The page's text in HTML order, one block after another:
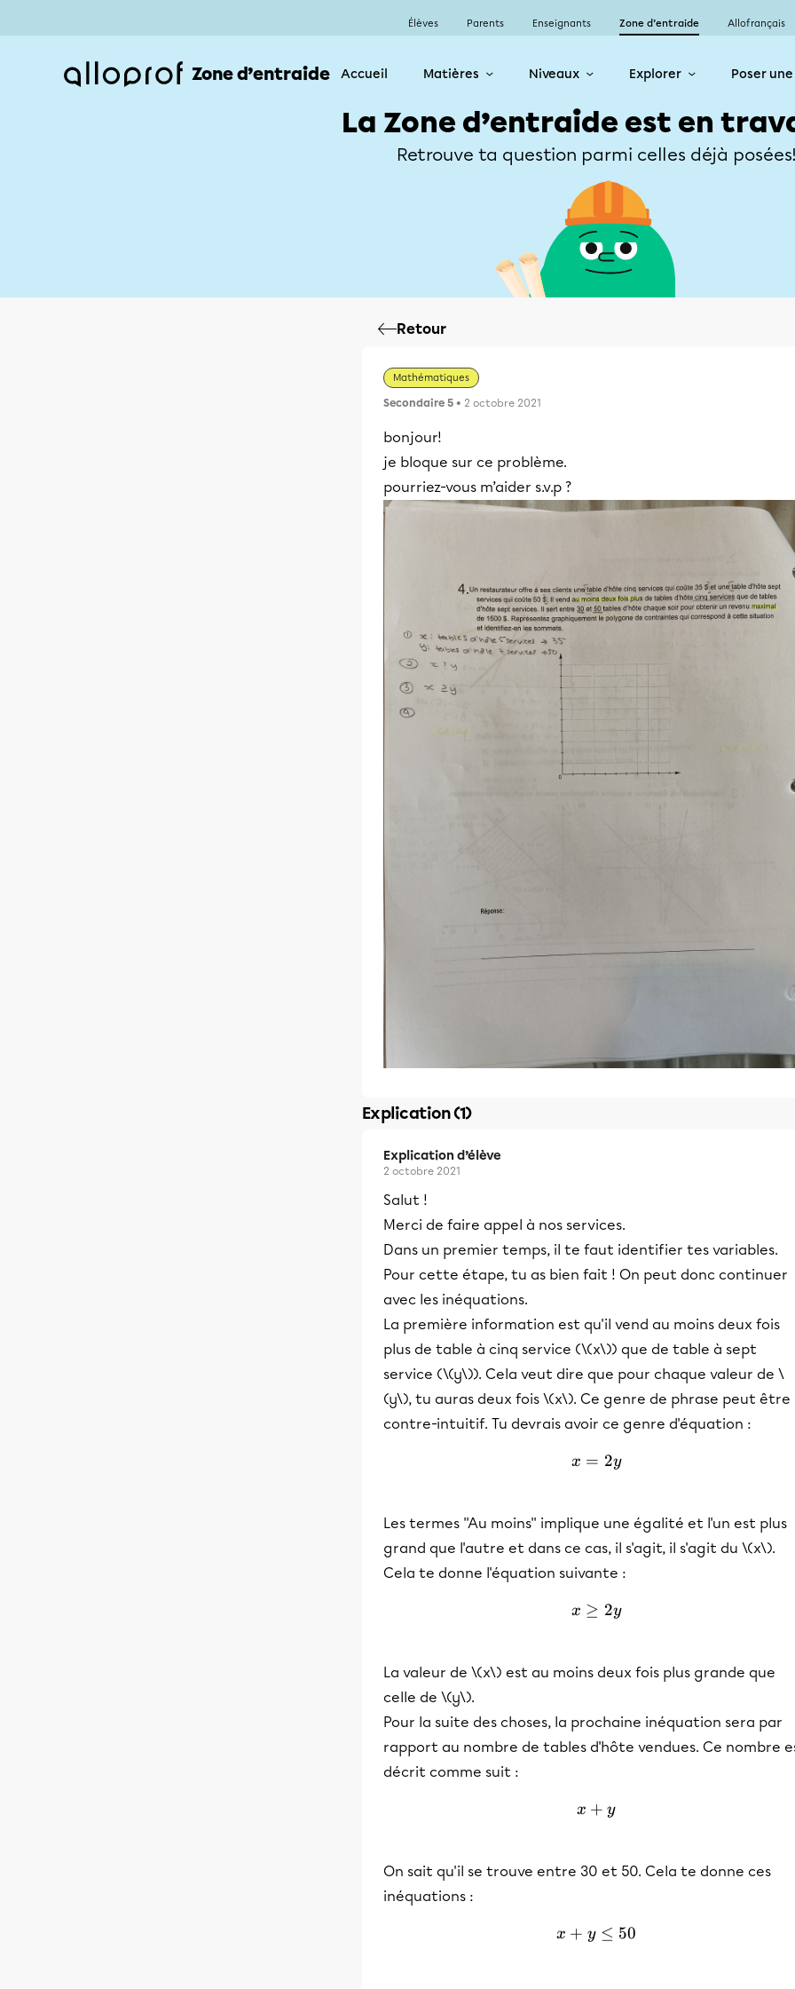
Élèves Parents Enseignants Zone d’entraide Allofrançais
Zone d’entraide Accueil Matières Niveaux Explorer Poser
La Zone d’entraide est en
Retrouve ta question parmi celles déjà
Retour
Mathématiques
Secondaire 5 • 2 octobre 2021
bonjour!
je bloque sur ce problème.
pourriez-vous m’aider s.v.p ?
Explication (1)
Explication d’élève
2 octobre 2021
Salut !
Merci de faire appel à nos services.
Dans un premier temps, il te faut identifier tes variables.
Pour cette étape, tu as bien fait ! On peut donc continuer
avec les inéquations.
La première information est qu'il vend au moins deux fois
plus de table à cinq service (\(x\)) que de table à sept
service (\(y\)). Cela veut dire que pour chaque valeur de \
(y\), tu auras deux fois \(x\). Ce genre de phrase peut être
contre-intuitif. Tu devrais avoir ce genre d'équation :
x=2y
x = 2y
Les termes ''Au moins'' implique une égalité et l'un est plus
grand que l'autre et dans ce cas, il s'agit, il s'agit du \(x\).
Cela te donne l'équation suivante :
x \geq 2y
x ≥ 2y
La valeur de \(x\) est au moins deux fois plus grande que
celle de \(y\).
Pour la suite des choses, la prochaine inéquation sera par
rapport au nombre de tables d'hôte vendues. Ce nombre
décrit comme suit :
x+y
x + y
On sait qu'il se trouve entre 30 et 50. Cela te donne ces
inéquations :
x+y \leq 50
x + y ≤ 50